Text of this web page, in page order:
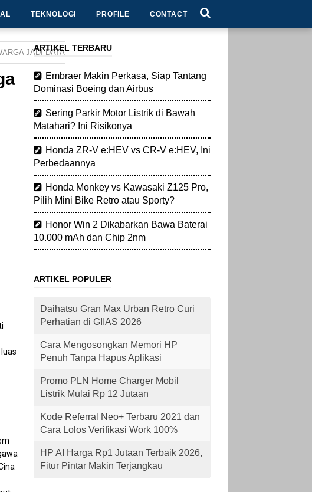
TEKNOLOGI PROFILE CONTACT
JADI DATA
ARTIKEL TERBARU
Embraer Makin Perkasa, Siap Tantang
Dominasi Boeing dan Airbus
Sering Parkir Motor Listrik di Bawah
Matahari? Ini Risikonya
Honda ZR-V e:HEV vs CR-V e:HEV, Ini
Perbedaannya
Honda Monkey vs Kawasaki Z125 Pro,
Pilih Mini Bike Retro atau Sporty?
Honor Win 2 Dikabarkan Bawa Baterai
10.000 mAh dan Chip 2nm
ARTIKEL POPULER
Daihatsu Gran Max Urban Retro Curi
Perhatian di GIIAS 2026
Cara Mengosongkan Memori HP
Penuh Tanpa Hapus Aplikasi
Promo PLN Home Charger Mobil
Listrik Mulai Rp 12 Jutaan
Kode Referral Neo+ Terbaru 2021 dan
Cara Lolos Verifikasi Work 100%
HP AI Harga Rp1 Jutaan Terbaik 2026,
Fitur Pintar Makin Terjangkau